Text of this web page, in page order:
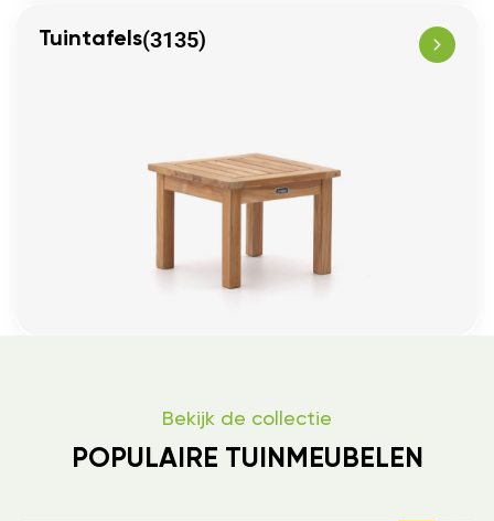
Tuintafels(3135)
Bekijk de collectie
POPULAIRE TUINMEUBELEN